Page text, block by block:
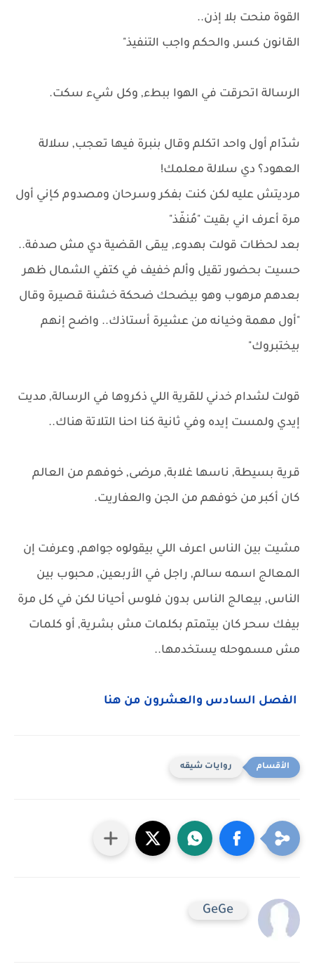
القوة منحت بلا إذن..
القانون كسر, والحكم واجب التنفيذ"
الرسالة اتحرقت في الهوا ببطء, وكل شيء سكت.
شدّام أول واحد اتكلم وقال بنبرة فيها تعجب, سلالة
العهود؟ دي سلالة معلمك!
مرديتش عليه لكن كنت بفكر وسرحان ومصدوم كإني أول
مرة أعرف اني بقيت "مُنفّذ"
بعد لحظات قولت بهدوء, يبقى القضية دي مش صدفة..
حسيت بحضور تقيل وألم خفيف في كتفي الشمال ظهر
بعدهم مرهوب وهو بيضحك ضحكة خشنة قصيرة وقال
"أول مهمة وخيانه من عشيرة أستاذك.. واضح إنهم
بيختبروك"
قولت لشدام خدني للقرية اللي ذكروها في الرسالة, مديت
إيدي ولمست إيده وفي ثانية كنا احنا التلاتة هناك..
قرية بسيطة, ناسها غلابة, مرضى, خوفهم من العالم
كان أكبر من خوفهم من الجن والعفاريت.
مشيت بين الناس اعرف اللي بيقولوه جواهم, وعرفت إن
المعالج اسمه سالم, راجل في الأربعين, محبوب بين
الناس, بيعالج الناس بدون فلوس أحيانا لكن في كل مرة
بيفك سحر كان بيتمتم بكلمات مش بشرية, أو كلمات
مش مسموحله يستخدمها..
الفصل السادس والعشرون من هنا
روايات شيقه
GeGe